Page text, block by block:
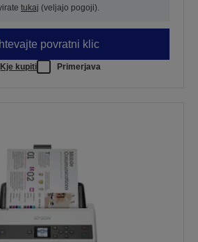
tukaj (veljajo pogoji).
povratni klic
Kje kupiti Primerjava